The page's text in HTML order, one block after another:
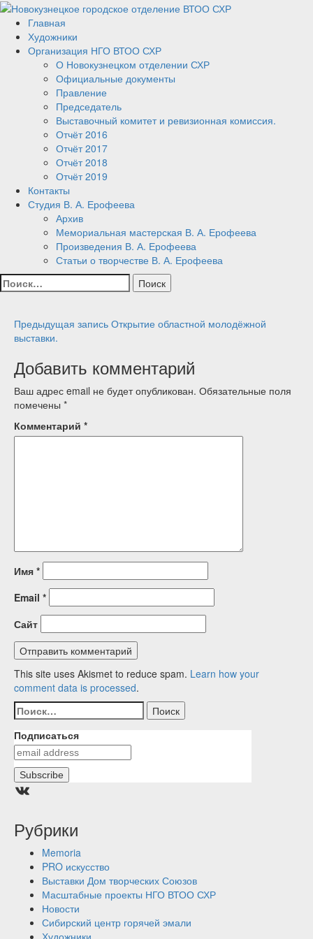
Перейти
содержанию
Новокузнецкое городское
отделение ВТОО СХР
Новокузнецк, искусство,
художник, выставка
Главная
Художники
Организация НГО ВТОО СХР
О Новокузнецком отделении СХР
Официальные документы
Правление
Председатель
Выставочный комитет и ревизионная комиссия.
Отчёт 2016
Отчёт 2017
Отчёт 2018
Отчёт 2019
Контакты
Студия В. А. Ерофеева
Архив
Мемориальная мастерская В. А. Ерофеева
Произведения В. А. Ерофеева
Статьи о творчестве В. А. Ерофеева
Найти:
Навигация
по
записям
Предыдущая запись Открытие областной молодёжной
выставки.
Добавить комментарий
Ваш адрес email не будет опубликован. Обязательные поля
помечены *
Комментарий *
Имя *
Email *
Сайт
This site uses Akismet to reduce spam. Learn how your
comment data is processed.
Найти:
Подписаться
Группа ВКонтакте
Рубрики
Memoria
PRO искусство
Выставки Дом творческих Союзов
Масштабные проекты НГО ВТОО СХР
Новости
Сибирский центр горячей эмали